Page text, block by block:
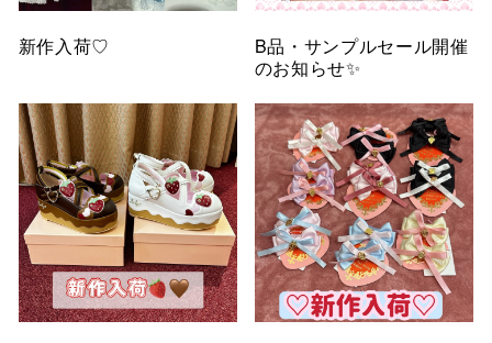
新作入荷♡
B品・サンプルセール開催
のお知らせ✨